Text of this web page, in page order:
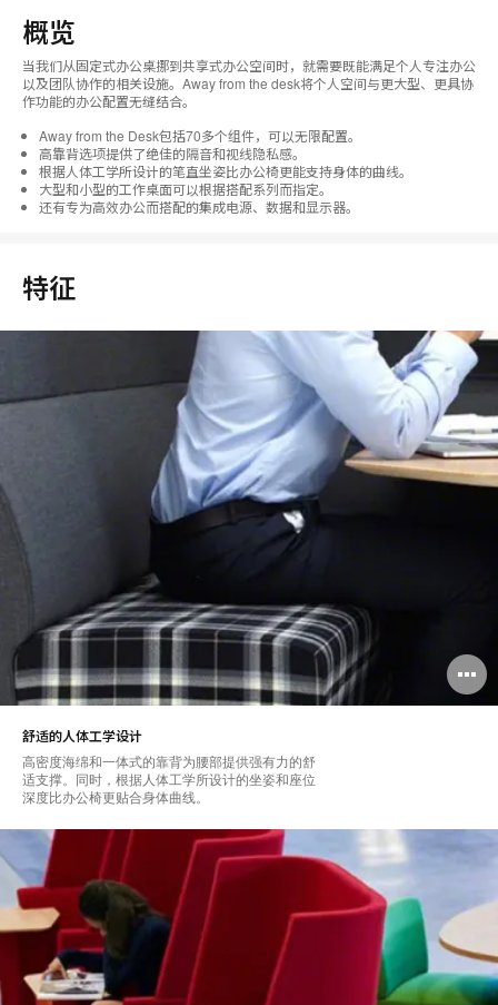
概览
当我们从固定式办公桌挪到共享式办公空间时，就需要既能满足个人专注办公
以及团队协作的相关设施。Away from the desk将个人空间与更大型、更具协
作功能的办公配置无缝结合。
Away from the Desk包括70多个组件，可以无限配置。
高靠背选项提供了绝佳的隔音和视线隐私感。
根据人体工学所设计的笔直坐姿比办公椅更能支持身体的曲线。
大型和小型的工作桌面可以根据搭配系列而指定。
还有专为高效办公而搭配的集成电源、数据和显示器。
特征
舒适的人体工学设计
高密度海绵和一体式的靠背为腰部提供强有力的舒
适支撑。同时，根据人体工学所设计的坐姿和座位
深度比办公椅更贴合身体曲线。